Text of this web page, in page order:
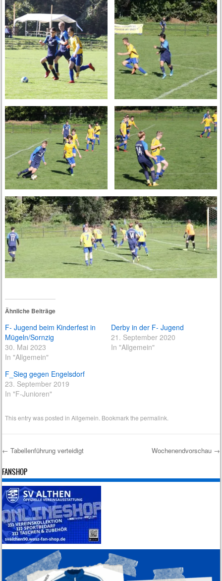
Ähnliche Beiträge
F- Jugend beim Kinderfest in
Mügeln/Sornzig
30. Mai 2023
In "Allgemein"
Derby in der F- Jugend
21. September 2020
In "Allgemein"
F_Sieg gegen Engelsdorf
23. September 2019
In "F-Junioren"
This entry was posted inAllgemein . Bookmark thepermalink
Post navigation
← Tabellenführung verteidigt Wochenendvorschau →
FANSHOP